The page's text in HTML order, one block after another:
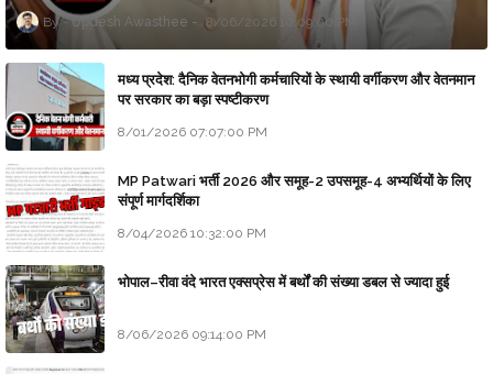
Updesh Awasthee 8/06/2026 10:09:00 PM
मध्य प्रदेश: दैनिक वेतनभोगी कर्मचारियों के स्थायी वर्गीकरण और वेतनमान
पर सरकार का बड़ा स्पष्टीकरण
8/01/2026 07:07:00 PM
MP Patwari भर्ती 2026 और समूह-2 उपसमूह-4 अभ्यर्थियों के लिए
संपूर्ण मार्गदर्शिका
8/04/2026 10:32:00 PM
भोपाल–रीवा वंदे भारत एक्सप्रेस में बर्थों की संख्या डबल से ज्यादा हुई
8/06/2026 09:14:00 PM